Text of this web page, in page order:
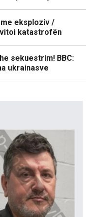
eksploziv /
katastrofën
sekuestrim! BBC:
ukrainasve